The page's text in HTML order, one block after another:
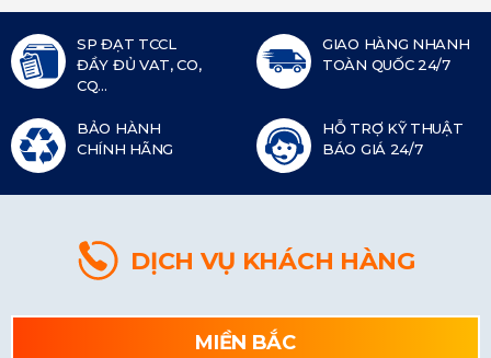
SP ĐẠT TCCL
ĐẦY ĐỦ VAT, CO,
CQ...
GIAO HÀNG NHANH
TOÀN QUỐC 24/7
BẢO HÀNH
CHÍNH HÃNG
HỖ TRỢ KỸ THUẬT
BÁO GIÁ 24/7
DỊCH VỤ KHÁCH HÀNG
MIỀN BẮC